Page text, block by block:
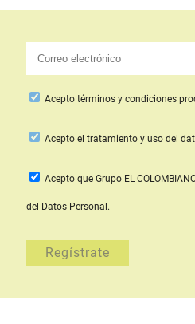
Acepto términos y condiciones
Aceptoel tratamiento y uso del
Acepto que Grupo EL
del Datos Personal.